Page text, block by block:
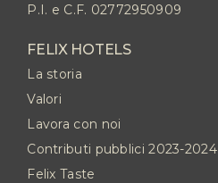
P.I. e C.F. 02772950909
FELIX HOTELS
La storia
Valori
Lavora con noi
Contributi pubblici 2023-2024
Felix Taste